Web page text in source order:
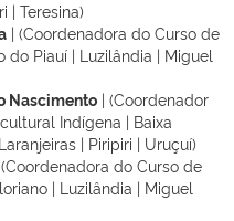
| Teresina)
| (Coordenadora do Curso de
do Piauí | Luzilândia | Miguel
Nascimento | (Coordenador
Indígena | Baixa
| Piripiri | Uruçuí)
do Curso de
| Luzilândia | Miguel